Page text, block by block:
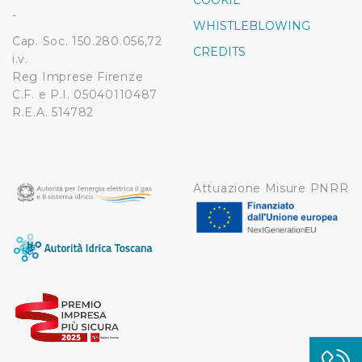
fruibile il sito web abilitandone funzionalità di base quali
la navigazione sulle pagine e l'accesso alle aree
traffico sul nostro sito web, per personalizzare
contenuti ed annunci e per fornire funzionalità dei social
media, condividendo informazioni sul modo in cui
l’Utente utilizza il nostro sito con i nostri partner. Tali
soggetti, che si occupano di analisi dei dati web,
informazioni ricevute con altre informazioni che l’Utente
ha fornito loro o che hanno raccolto dal suo utilizzo dei
loro servizi.
-
Cap. Soc. 150.280.056,72
i.v.
Reg Imprese Firenze
C.F. e P.I. 05040110487
R.E.A. 514782
WHISTLEBLOWING
CREDITS
Attuazione Misure PNRR